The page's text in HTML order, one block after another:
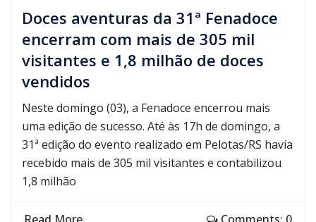
Doces aventuras da 31ª Fenadoce
encerram com mais de 305 mil
visitantes e 1,8 milhão de doces
vendidos
Neste domingo (03), a Fenadoce encerrou mais
uma edição de sucesso. Até às 17h de domingo, a
31ª edição do evento realizado em Pelotas/RS havia
recebido mais de 305 mil visitantes e contabilizou
1,8 milhão